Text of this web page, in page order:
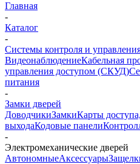
Главная
-
Каталог
-
Системы контроля и
ВидеонаблюдениеКабельная
управления доступом (СКУД)
питания
-
Замки дверей
ДоводчикиЗамкиКарты
выходаКодовые панели
-
Электромеханические дверей
АвтономныеАксессуары